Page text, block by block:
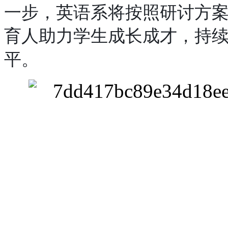
一步，英语系将按照研讨方
育人助力学生成长成才，持
平。